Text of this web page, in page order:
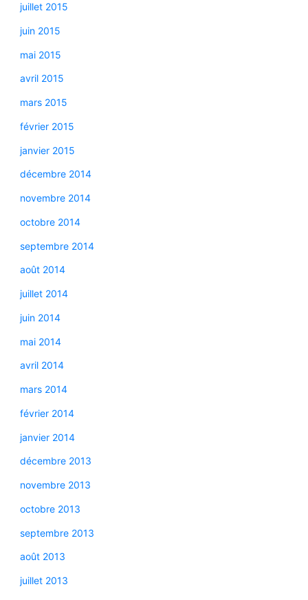
juillet 2015
juin 2015
mai 2015
avril 2015
mars 2015
février 2015
janvier 2015
décembre 2014
novembre 2014
octobre 2014
septembre 2014
août 2014
juillet 2014
juin 2014
mai 2014
avril 2014
mars 2014
février 2014
janvier 2014
décembre 2013
novembre 2013
octobre 2013
septembre 2013
août 2013
juillet 2013